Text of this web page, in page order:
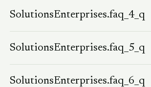
SolutionsEnterprises.faq_4_q
SolutionsEnterprises.faq_5_q
SolutionsEnterprises.faq_6_q